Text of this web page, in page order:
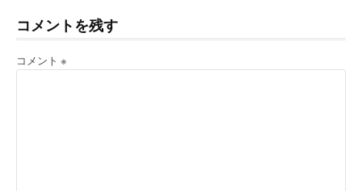
読
む
コメントを残す
コメント ※